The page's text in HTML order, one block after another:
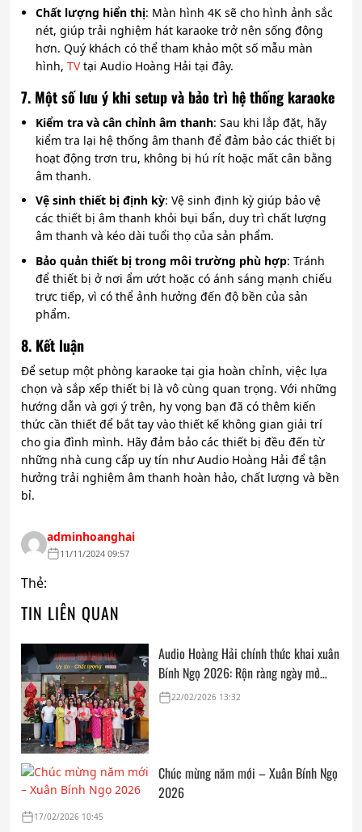
Chất lượng hiển thị: Màn hình 4K sẽ cho hình ảnh sắc
nét, giúp trải nghiệm hát karaoke trở nên sống động
hơn. Quý khách có thể tham khảo một số mẫu màn
hình,TVtại Audio Hoàng Hải tại đây.
7. Một số lưu ý khi setup và bảo trì hệ thống karaoke
Kiểm tra và cân chỉnh âm thanh: Sau khi lắp đặt, hãy
kiểm tra lại hệ thống âm thanh để đảm bảo các thiết bị
hoạt động trơn tru, không bị hú rít hoặc mất cân bằng
âm thanh.
Vệ sinh thiết bị định kỳ: Vệ sinh định kỳ giúp bảo vệ
các thiết bị âm thanh khỏi bụi bẩn, duy trì chất lượng
âm thanh và kéo dài tuổi thọ của sản phẩm.
Bảo quản thiết bị trong môi trường phù hợp: Tránh
để thiết bị ở nơi ẩm ướt hoặc có ánh sáng mạnh chiếu
trực tiếp, vì có thể ảnh hưởng đến độ bền của sản
phẩm.
8. Kết luận
Để setup một phòng karaoke tại gia hoàn chỉnh, việc lựa
chọn và sắp xếp thiết bị là vô cùng quan trọng. Với những
hướng dẫn và gợi ý trên, hy vọng bạn đã có thêm kiến
thức cần thiết để bắt tay vào thiết kế không gian giải trí
cho gia đình mình. Hãy đảm bảo các thiết bị đều đến từ
những nhà cung cấp uy tín như Audio Hoàng Hải để tận
hưởng trải nghiệm âm thanh hoàn hảo, chất lượng và bền
bỉ.
adminhoanghai
11/11/2024 09:57
Thẻ:
TIN LIÊN QUAN
Audio Hoàng Hải chính thức khai xuân
Bính Ngọ 2026: Rộn ràng ngày mở
cửa, trọn vẹn lời chúc đầu năm
22/02/2026 13:32
Chúc mừng năm mới – Xuân Bính Ngọ
2026
17/02/2026 10:45